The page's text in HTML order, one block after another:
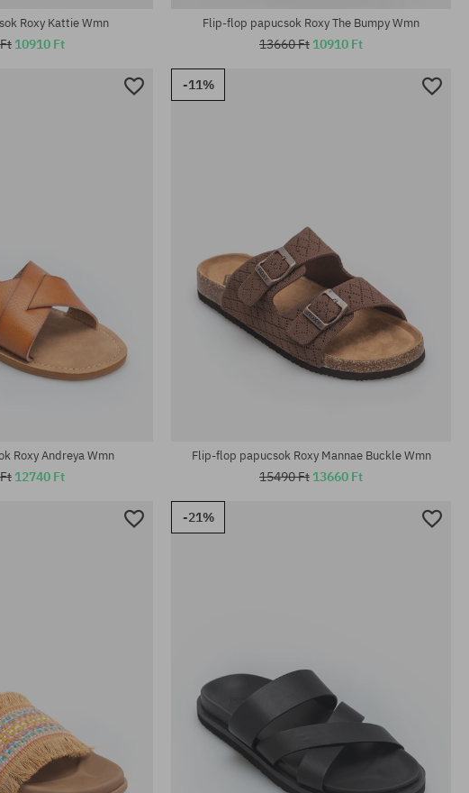
Roxy Kattie Wmn
10910 Ft
Flip-flop papucsok Roxy The Bumpy Wmn
13660 Ft 10910 Ft
Roxy Andreya Wmn
12740 Ft
-11%
Flip-flop papucsok Roxy Mannae Buckle Wmn
15490 Ft 13660 Ft
-21%